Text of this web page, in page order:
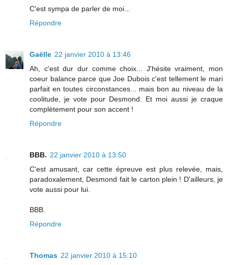
C'est sympa de parler de moi...
Répondre
Gaëlle 22 janvier 2010 à 13:46
Ah, c'est dur dur comme choix... J'hésite vraiment, mon
coeur balance parce que Joe Dubois c'est tellement le mari
parfait en toutes circonstances... mais bon au niveau de la
coolitude, je vote pour Desmond. Et moi aussi je craque
complètement pour son accent !
Répondre
BBB. 22 janvier 2010 à 13:50
C'est amusant, car cette épreuve est plus relevée, mais,
paradoxalement, Desmond fait le carton plein ! D'ailleurs, je
vote aussi pour lui.
BBB.
Répondre
Thomas 22 janvier 2010 à 15:10